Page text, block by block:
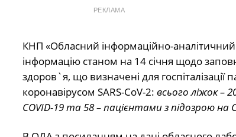
РЕКЛАМА
КНП «Обласний інформаційно-
інформацію станом на 14 січня щодо
здоров`я, що визначені для
коронавірусом SARS-CoV-2: всього ліжок –
COVID-19 та 58 – пацієнтами з підозрою на